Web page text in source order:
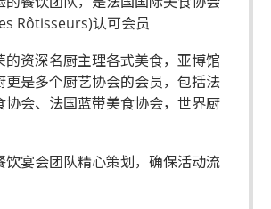
Rôtisseurs)认可会员
的资深名厨主理各式美食，亚博馆
更是多个厨艺协会的会员，包括法
协会、法国蓝带美食协会，世界厨
饮宴会团队精心策划，确保活动流